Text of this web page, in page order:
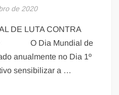
de 2020
DE LUTA CONTRA
O Dia Mundial de
anualmente no Dia 1º
sensibilizar a …